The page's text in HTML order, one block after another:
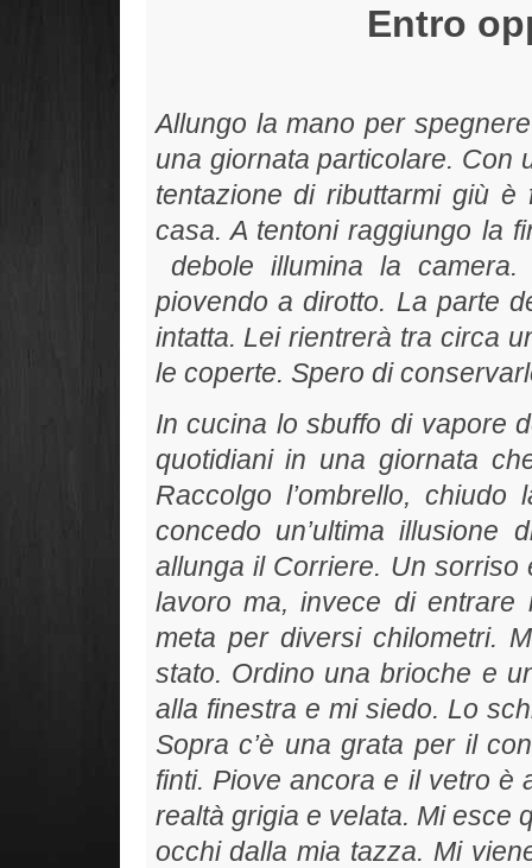
Entro
Allungo la mano per
una giornata particolare. Con
tentazione di ributtarmi giù
casa. A tentoni raggiungo la
debole illumina la
piovendo a dirotto. La parte
intatta. Lei rientrerà tra circa
le coperte. Spero di
In cucina lo sbuffo di vapore
quotidiani in una giornata
Raccolgo l’ombrello,
concedo un’ultima illusione
allunga il Corriere. Un
lavoro ma, invece di entrare
meta per diversi chilometri.
stato. Ordino una brioche e
alla finestra e mi siedo. Lo
Sopra c’è una grata per il
finti. Piove ancora e il vetro è
realtà grigia e velata. Mi esce
occhi dalla mia tazza. Mi